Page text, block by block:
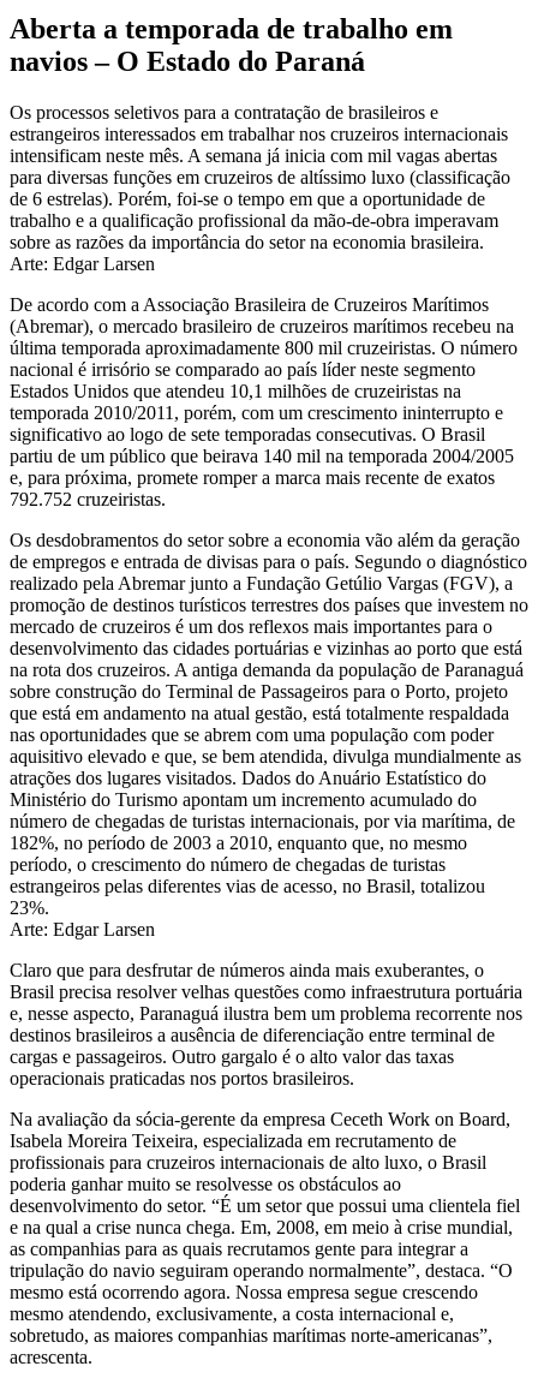
Aberta a temporada de trabalho em
navios – O Estado do Paraná
Os processos seletivos para a contratação de brasileiros e
estrangeiros interessados em trabalhar nos cruzeiros internacionais
intensificam neste mês. A semana já inicia com mil vagas abertas
para diversas funções em cruzeiros de altíssimo luxo (classificação
de 6 estrelas). Porém, foi-se o tempo em que a oportunidade de
trabalho e a qualificação profissional da mão-de-obra imperavam
sobre as razões da importância do setor na economia brasileira.
Arte: Edgar Larsen
De acordo com a Associação Brasileira de Cruzeiros Marítimos
(Abremar), o mercado brasileiro de cruzeiros marítimos recebeu na
última temporada aproximadamente 800 mil cruzeiristas. O número
nacional é irrisório se comparado ao país líder neste segmento
Estados Unidos que atendeu 10,1 milhões de cruzeiristas na
temporada 2010/2011, porém, com um crescimento ininterrupto e
significativo ao logo de sete temporadas consecutivas. O Brasil
partiu de um público que beirava 140 mil na temporada 2004/2005
e, para próxima, promete romper a marca mais recente de exatos
792.752 cruzeiristas.
Os desdobramentos do setor sobre a economia vão além da geração
de empregos e entrada de divisas para o país. Segundo o diagnóstico
realizado pela Abremar junto a Fundação Getúlio Vargas (FGV), a
promoção de destinos turísticos terrestres dos países que investem no
mercado de cruzeiros é um dos reflexos mais importantes para o
desenvolvimento das cidades portuárias e vizinhas ao porto que está
na rota dos cruzeiros. A antiga demanda da população de Paranaguá
sobre construção do Terminal de Passageiros para o Porto, projeto
que está em andamento na atual gestão, está totalmente respaldada
nas oportunidades que se abrem com uma população com poder
aquisitivo elevado e que, se bem atendida, divulga mundialmente as
atrações dos lugares visitados. Dados do Anuário Estatístico do
Ministério do Turismo apontam um incremento acumulado do
número de chegadas de turistas internacionais, por via marítima, de
182%, no período de 2003 a 2010, enquanto que, no mesmo
período, o crescimento do número de chegadas de turistas
estrangeiros pelas diferentes vias de acesso, no Brasil, totalizou
23%.
Arte: Edgar Larsen
Claro que para desfrutar de números ainda mais exuberantes, o
Brasil precisa resolver velhas questões como infraestrutura portuária
e, nesse aspecto, Paranaguá ilustra bem um problema recorrente nos
destinos brasileiros a ausência de diferenciação entre terminal de
cargas e passageiros. Outro gargalo é o alto valor das taxas
operacionais praticadas nos portos brasileiros.
Na avaliação da sócia-gerente da empresa Ceceth Work on Board,
Isabela Moreira Teixeira, especializada em recrutamento de
profissionais para cruzeiros internacionais de alto luxo, o Brasil
poderia ganhar muito se resolvesse os obstáculos ao
desenvolvimento do setor. “É um setor que possui uma clientela fiel
e na qual a crise nunca chega. Em, 2008, em meio à crise mundial,
as companhias para as quais recrutamos gente para integrar a
tripulação do navio seguiram operando normalmente”, destaca. “O
mesmo está ocorrendo agora. Nossa empresa segue crescendo
mesmo atendendo, exclusivamente, a costa internacional e,
sobretudo, as maiores companhias marítimas norte-americanas”,
acrescenta.